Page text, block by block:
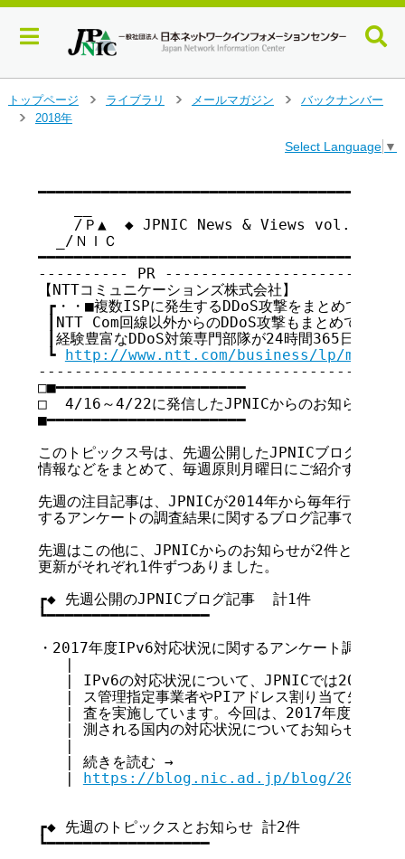
トップページ
ライブラリ
メールマガジン
バックナンバー
2018年
Select Language ▼
━━━━━━━━━━━━━━━━━━━━━━━━━━━━━━━━━━━
/Ｐ▲  ◆ JPNIC News & Views vol.1584【
  _/ＮＩＣ
━━━━━━━━━━━━━━━━━━━━━━━━━━━━━━━━━━━
---------- PR
【NTTコミュニケーションズ株式会社】
┏・・■複数ISPに発生するDDoS攻撃をまとめて対策
┃NTT Com回線以外からのDDoS攻撃もまとめて対処
┃経験豊富なDDoS対策専門部隊が24時間365日対応！
┗ http://www.ntt.com/business/lp/
□■━━━━━━━━━━━━━━━━━━━━━
□  4/16～4/22に発信したJPNICからのお知らせ
■━━━━━━━━━━━━━━━━━━━━━━
このトピックス号は、先週公開したJPNICブログ記事
情報などをまとめて、毎週原則月曜日にご紹介するもの
先週の注目記事は、JPNICが2014年から毎年行ってい
するアンケートの調査結果に関するブログ記事です。
先週はこの他に、JPNICからのお知らせが2件と、Web
更新がそれぞれ1件ずつありました。
┏◆ 先週公開のJPNICブログ記事  計1件
┗━━━━━━━━━━━━━━━━━━
・2017年度IPv6対応状況に関するアンケート調査
   |
| IPv6の対応状況について、JPNICでは2014年
| ス管理指定事業者やPIアドレス割り当て先組織
| 査を実施しています。今回は、2017年度の調査
| 測される国内の対応状況についてお知らせしま
   |
   | 続きを読む →
   |
https://blog.nic.ad.jp/blog/2017-
┏◆ 先週のトピックスとお知らせ 計2件
┗━━━━━━━━━━━━━━━━━━